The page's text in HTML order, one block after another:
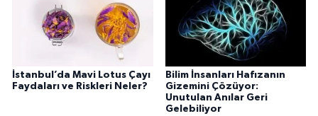
İstanbul’da Mavi Lotus Çayı
Faydaları ve Riskleri Neler?
Bilim İnsanları Hafızanın
Gizemini Çözüyor:
Unutulan Anılar Geri
Gelebiliyor